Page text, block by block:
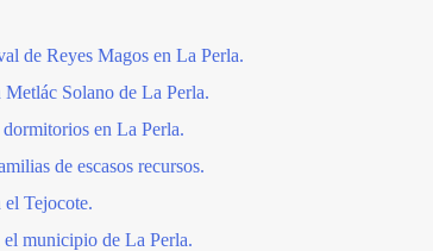
de Reyes Magos en La Perla.
Solano de La Perla.
en La Perla.
de escasos recursos.
el Tejocote.
el municipio de La Perla.